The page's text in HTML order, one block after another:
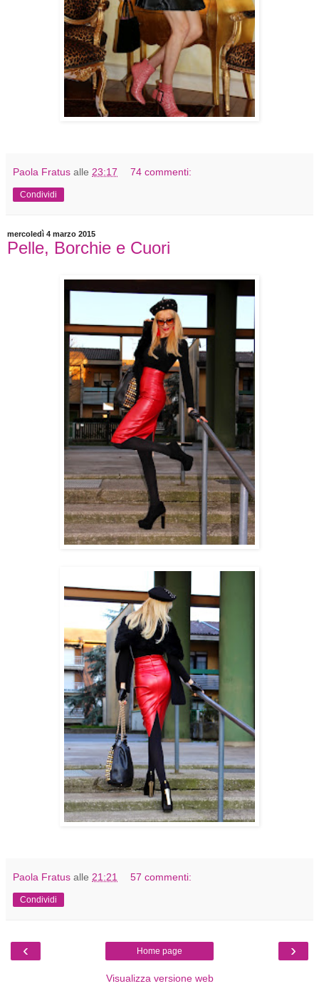
Paola Fratus alle 23:17 74 commenti:
Condividi
mercoledì 4 marzo 2015
Pelle, Borchie e Cuori
Paola Fratus alle 21:21 57 commenti:
Condividi
‹ ›
Home page
Visualizza versione web